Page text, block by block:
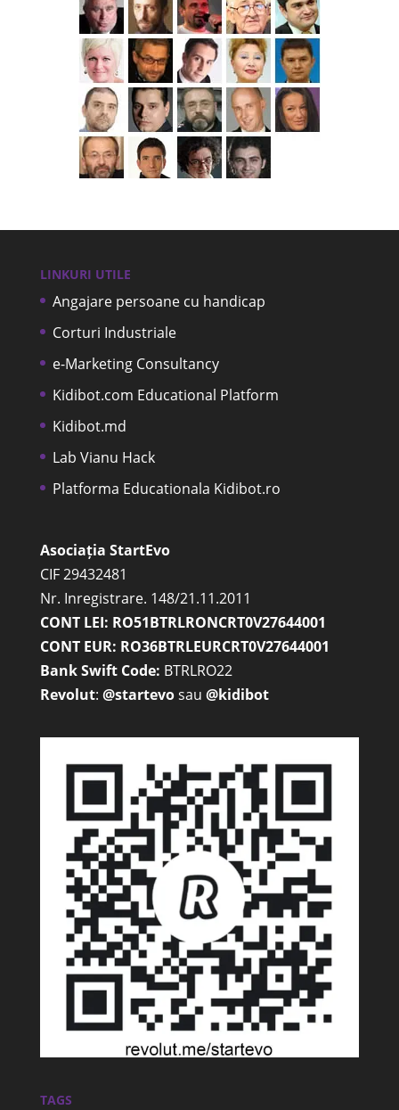
LINKURI UTILE
Angajare persoane cu handicap
Corturi Industriale
e-Marketing Consultancy
Kidibot.com Educational Platform
Kidibot.md
Lab Vianu Hack
Platforma Educationala Kidibot.ro
Asociația StartEvo
CIF 29432481
Nr. Inregistrare. 148/21.11.2011
CONT LEI: RO51BTRLRONCRT0V27644001
CONT EUR: RO36BTRLEURCRT0V27644001
Bank Swift Code: BTRLRO22
Revolut: @startevosau @kidibot
TAGS